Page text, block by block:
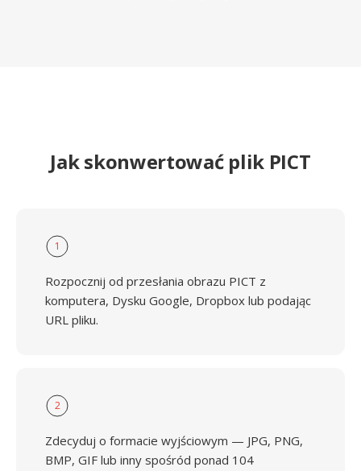
Jak skonwertować plik PICT
1
Rozpocznij od przesłania obrazu PICT z
komputera, Dysku Google, Dropbox lub podając
URL pliku.
2
Zdecyduj o formacie wyjściowym — JPG, PNG,
BMP, GIF lub inny spośród ponad 104